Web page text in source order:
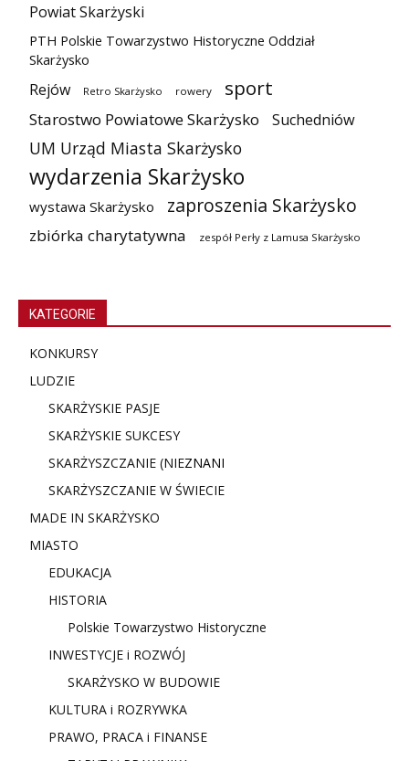
Powiat Skarżyski
PTH Polskie Towarzystwo Historyczne Oddział
Skarżysko
Rejów Retro Skarżysko rowery sport
Starostwo Powiatowe Skarżysko Suchedniów
UM Urząd Miasta Skarżysko
wydarzenia Skarżysko
wystawa Skarżysko zaproszenia Skarżysko
zbiórka charytatywna zespół Perły z Lamusa Skarżysko
KATEGORIE
KONKURSY
LUDZIE
SKARŻYSKIE PASJE
SKARŻYSKIE SUKCESY
SKARŻYSZCZANIE (NIEZNANI
SKARŻYSZCZANIE W ŚWIECIE
MADE IN SKARŻYSKO
MIASTO
EDUKACJA
HISTORIA
Polskie Towarzystwo Historyczne
INWESTYCJE i ROZWÓJ
SKARŻYSKO W BUDOWIE
KULTURA i ROZRYWKA
PRAWO, PRACA i FINANSE